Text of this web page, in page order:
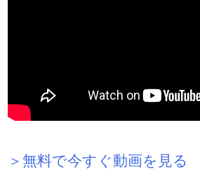
＞無料で今すぐ動画を見る